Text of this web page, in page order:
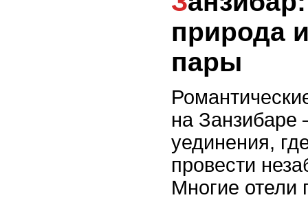
природа
пары
на Занзибаре
уединения,
провести
Многие отели